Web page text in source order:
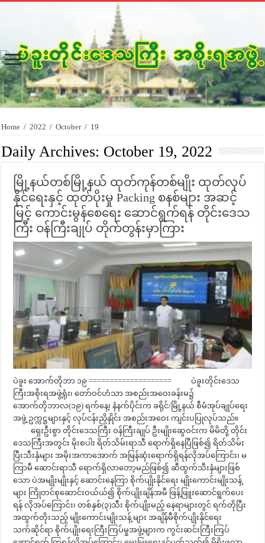
Home / 2022 / October / 19
Daily Archives: October 19, 2022
မြို့နယ်တစ်မြို့နယ် ထုတ်ကုန်တစ်မျိုး ထုတ်လုပ်
နိုင်ရေးနှင့် ထုတ်ပိုးမှု Packing စနစ်များ အဆင့်
မြင့် ကောင်းမွန်စေရေး ဆောင်ရွက်ရန် တိုင်းဒေသ
ကြီး ဝန်ကြီးချုပ် တိုက်တွန်းမှာကြား
ပဲခူး အောက်တိုဘာ ၁၉ ==================== ပဲခူးတိုင်းဒေသ
ကြီးအစိုးရအဖွဲ့ရုံး၊ တော်ဝင်ဟံသာ အစည်းအဝေးခန်းမ၌
အောက်တိုဘာလ(၁၉) ရက်နေ့၊ နံနက်ပိုင်းက ခရိုင်/မြို့နယ် စီမံအုပ်ချုပ်ရေး
အဖွဲ့ ဥက္ကဋ္ဌများနှင့် လုပ်ငန်းညှိနှိုင်း အစည်းအဝေး ကျင်းပပြုလုပ်သည်။
ရှေးဦးစွာ တိုင်းဒေသကြီး ဝန်ကြီးချုပ် ဦးမျိုးဆွေဝင်းက မိမိတို့ တိုင်း
ဒေသကြီးအတွင်း မိုးစပါး ရိတ်သိမ်းရာသီ ရောက်ရှိနေပြီဖြစ်၍ ရိတ်သိမ်း
ပြီးသီးနှံများ အမိုးအကာအောက် အမြန်ဆုံးရောက်ရှိရန်လိုအပ်ကြောင်း၊ မ
ကြာမီ ဆောင်းရာသီ ရောက်ရှိလာတော့မည်ဖြစ်၍ ဆီထွက်သီးနှံများဖြစ်
သော ပဲအမျိုးမျိုးနှင့် ဆောင်းနေကြာ စိုက်ပျိုးနိုင်ရေး မျိုးကောင်းမျိုးသန့်
များ ကြိုတင်စုဆောင်းဝယ်ယ်၍ စိုက်ပျိုးချိန်အမီ ဖြန့်ဖြူးဆောင်ရွက်ပေး
ရန် လိုအပ်ကြောင်း၊ တစ်နှစ်(၃)သီး စိုက်ပျိုးမည့် နေရာများတွင် ရက်တိုပြီး
အထွက်တိုးသည့် မျိုးကောင်းမျိုးသန့် များ အချိန်မီစိုက်ပျိုးနိုင်ရေး
သက်ဆိုင်ရာ စိုက်ပျိုးရေးကြီးကြပ်မှုအဖွဲ့များက ကွင်းဆင်းကြီးကြပ်